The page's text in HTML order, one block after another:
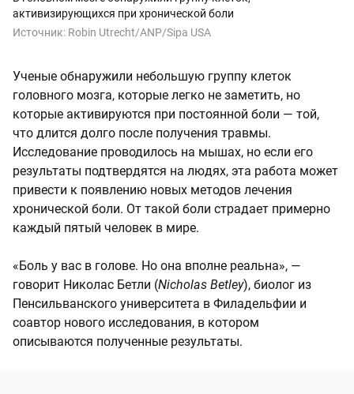
активизирующихся при хронической боли
Источник: Robin Utrecht/ANP/Sipa USA
Ученые обнаружили небольшую группу клеток
головного мозга, которые легко не заметить, но
которые активируются при постоянной боли — той,
что длится долго после получения травмы.
Исследование проводилось на мышах, но если его
результаты подтвердятся на людях, эта работа может
привести к появлению новых методов лечения
хронической боли. От такой боли страдает примерно
каждый пятый человек в мире.
«Боль у вас в голове. Но она вполне реальна», —
говорит Николас Бетли (Nicholas Betley), биолог из
Пенсильванского университета в Филадельфии и
соавтор нового исследования, в котором
описываются полученные результаты.